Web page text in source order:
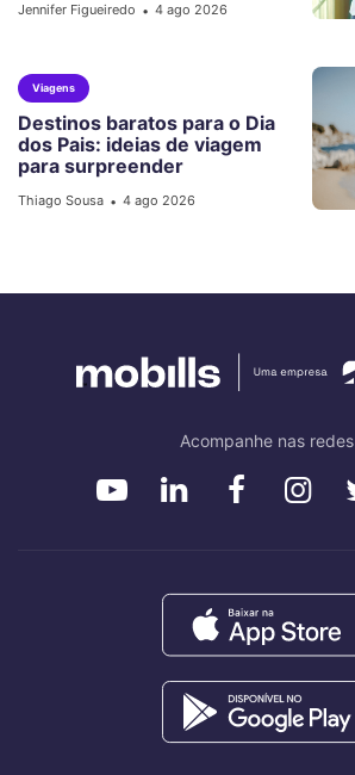
Jennifer Figueiredo • 4 ago 2026
Viagens
Destinos baratos para o Dia
dos Pais: ideias de viagem
para surpreender
Thiago Sousa • 4 ago 2026
Acompanhe nas redes